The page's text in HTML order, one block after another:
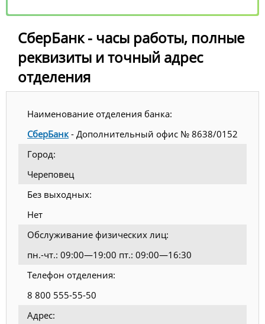
СберБанк - часы работы, полные
реквизиты и точный адрес
отделения
Наименование отделения банка:
СберБанк - Дополнительный офис № 8638/0152
Город:
Череповец
Без выходных:
Нет
Обслуживание физических лиц:
пн.-чт.: 09:00—19:00 пт.: 09:00—16:30
Телефон отделения:
8 800 555-55-50
Адрес: